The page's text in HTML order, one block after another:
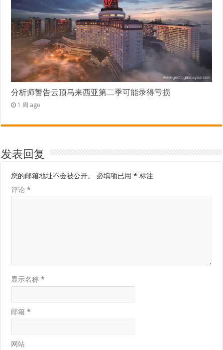
分析师警告云顶马来西亚第二季可能录得亏损
1 周 ago
发表回复
您的邮箱地址不会被公开。 必填项已用* 标注
评论*
显示名称*
邮箱*
网站